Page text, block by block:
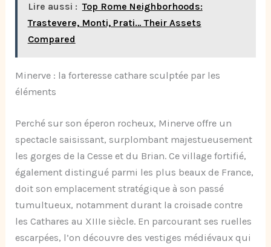
Lire aussi : Top Rome Neighborhoods:
Trastevere, Monti, Prati… Their Assets
Compared
Minerve : la forteresse cathare sculptée par les
éléments
Perché sur son éperon rocheux, Minerve offre un
spectacle saisissant, surplombant majestueusement
les gorges de la Cesse et du Brian. Ce village fortifié,
également distingué parmi les plus beaux de France,
doit son emplacement stratégique à son passé
tumultueux, notamment durant la croisade contre
les Cathares au XIIIe siècle. En parcourant ses ruelles
escarpées, l’on découvre des vestiges médiévaux qui